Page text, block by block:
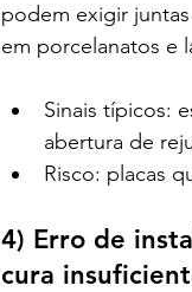
podem exigir
em porcelanatos e
Sinais típicos:
abertura de
Risco: placas
4) Erro de
cura